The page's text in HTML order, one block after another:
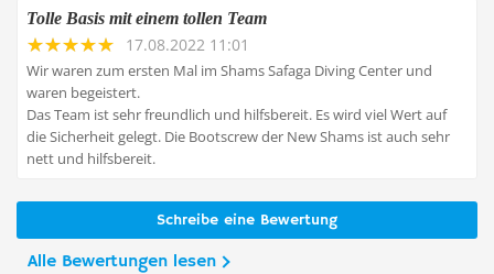
Tolle Basis mit einem tollen Team
17.08.2022 11:01
Wir waren zum ersten Mal im Shams Safaga Diving Center und
waren begeistert.
Das Team ist sehr freundlich und hilfsbereit. Es wird viel Wert auf
die Sicherheit gelegt. Die Bootscrew der New Shams ist auch sehr
nett und hilfsbereit.
Schreibe eine Bewertung
Alle Bewertungen lesen